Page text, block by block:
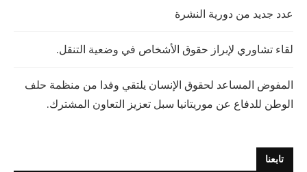
عدد جديد من دورية النشرة
لقاء تشاوري لإبراز حقوق الأشخاص في وضعية التنقل.
المفوض المساعد لحقوق الإنسان يلتقي وفدا من منظمة حلف
الوطن للدفاع عن موريتانيا سبل تعزيز التعاون المشترك.
تابعنا